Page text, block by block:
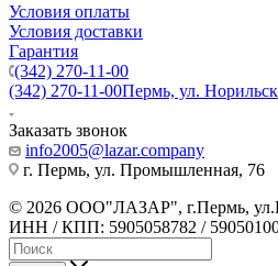
Условия оплаты
Условия доставки
Гарантия
(342) 270-11-00
(342) 270-11-00Пермь, ул.
Заказать звонок
info2005@lazar.company
г. Пермь, ул. Промышленная, 76
© 2026 ООО"ЛАЗАР", г.Пермь,
ИНН / КПП: 5905058782 /